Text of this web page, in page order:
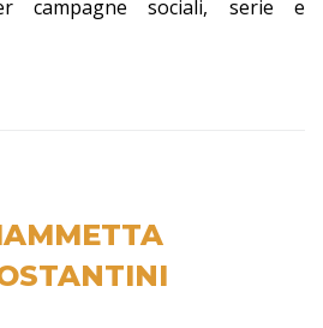
campagne sociali, serie e